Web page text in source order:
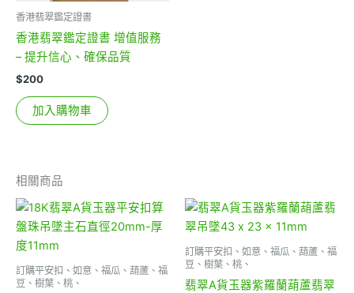
香港翡翠鑑定證書
香港翡翠鑑定證書 增值服務
– 提升信心、確保品質
$200
加入購物車
相關商品
訂購平安扣、如意、福瓜、葫蘆、福
豆、樹葉、桃、
訂購平安扣、如意、福瓜、葫蘆、福
豆、樹葉、桃、
翡翠A貨玉器紫羅蘭葫蘆翡翠